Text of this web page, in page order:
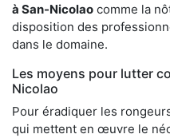
à San-Nicolao comme la
disposition des
dans le domaine.
Les moyens pour lutter
Nicolao
Pour éradiquer les
qui mettent en œuvre le